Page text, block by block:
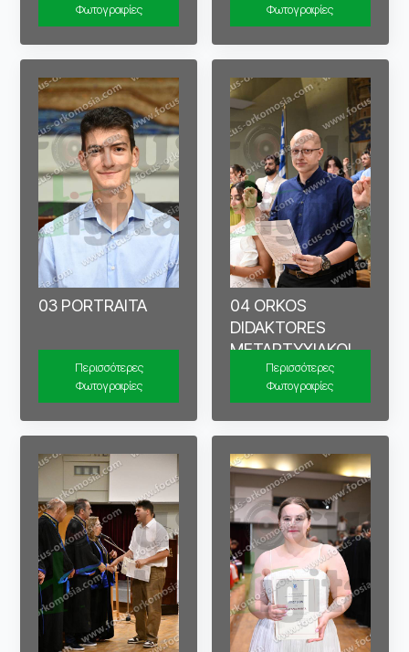
Φωτογραφίες
Φωτογραφίες
03 PORTRAITA
Περισσότερες
Φωτογραφίες
04 ORKOS
DIDAKTORES
METAPTYXIAKOI
Περισσότερες
Φωτογραφίες